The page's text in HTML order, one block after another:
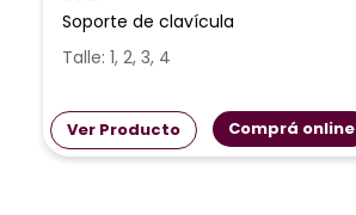
Soporte de clavícula
Talle: 1, 2, 3, 4
Ver Producto Comprá online